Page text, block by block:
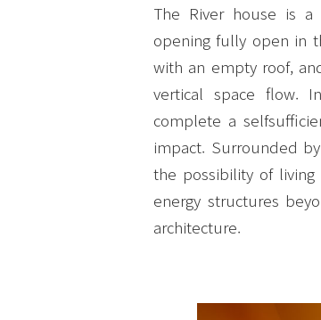
The River house is a
opening fully open in
with an empty roof,
vertical space flow.
complete a
impact. Surrounded
the possibility of
energy structures
architecture.